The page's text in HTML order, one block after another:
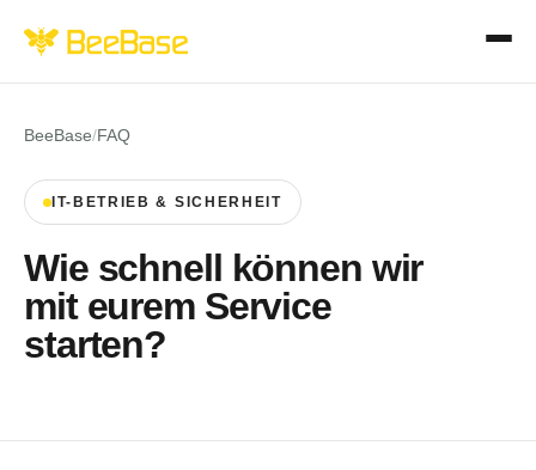
BeeBase/FAQ
IT-BETRIEB & SICHERHEIT
Wie schnell können wir
mit eurem Service
starten?